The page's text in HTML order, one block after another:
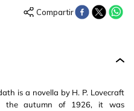
is a novella by H. P. Lovecraft
the autumn of 1926, it was